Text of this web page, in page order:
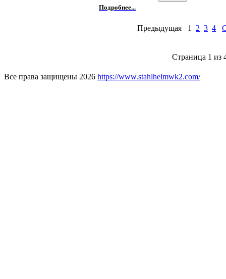
Подробнее...
Предыдущая 1 2 3 4
Cтраница 1 из
Все права защищены 2026 https://www.stahlhelmwk2.com/